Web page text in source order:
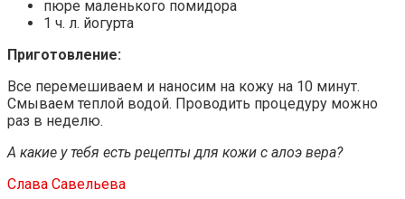
пюре маленького помидора
1 ч. л. йогурта
Приготовление:
Все перемешиваем и наносим на кожу на 10 минут.
Смываем теплой водой. Проводить процедуру можно
раз в неделю.
А какие у тебя есть рецепты для кожи с алоэ вера?
Слава Савельева